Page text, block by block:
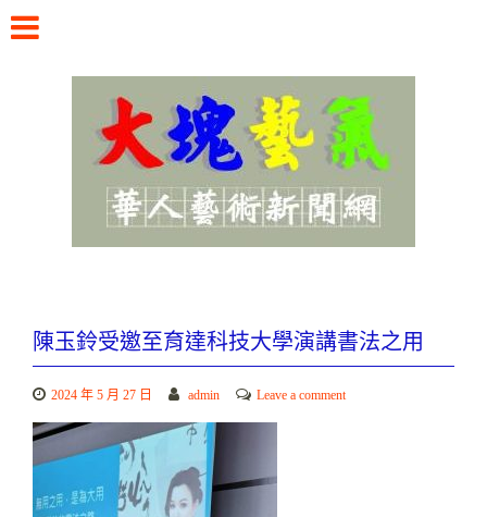
content
陳玉鈴受邀至育達科技大學演講書法之用
2024 年 5 月 27 日 admin Leave a comment